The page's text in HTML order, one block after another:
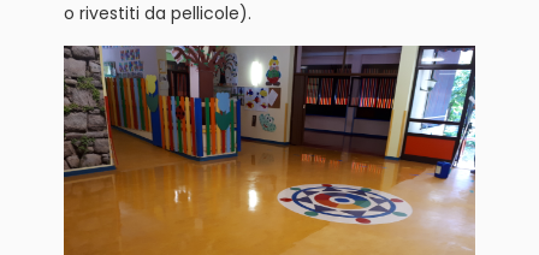
o rivestiti da pellicole).